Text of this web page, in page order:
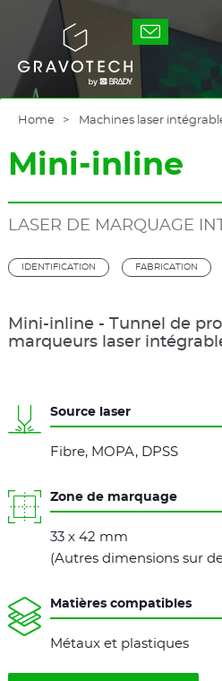
main
content
Gravotech
Home Machines laser
Mini-inline
LASER DE MARQUAGE
IDENTIFICATION FABRICATION
Mini-inline - Tunnel de
marqueurs laser
Source laser
Fibre, MOPA, DPSS
Zone de marquage
33 x 42 mm
(Autres dimensions sur
Matières compatibles
Métaux et plastiques